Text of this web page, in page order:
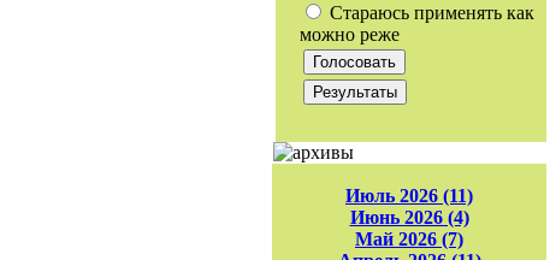
Стараюсь применять как
можно реже
Июль 2026 (11)
Июнь 2026 (4)
Май 2026 (7)